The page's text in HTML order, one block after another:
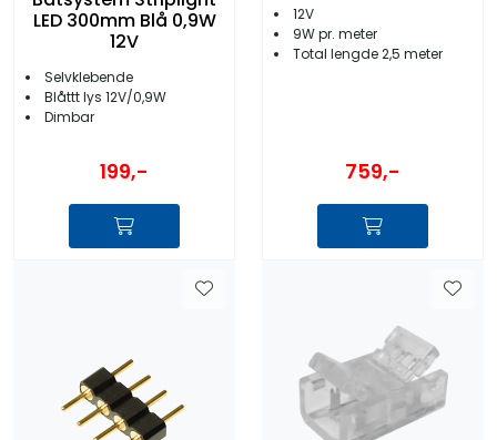
LED 300mm Blå 0,9W
12V
Selvklebende
Blåttt lys 12V/0,9W
Dimbar
199,-
12V
9W pr. meter
Total lengde 2,5 meter
759,-